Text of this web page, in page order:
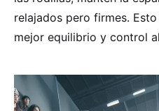
relajados pero firmes.
mejor equilibrio y control